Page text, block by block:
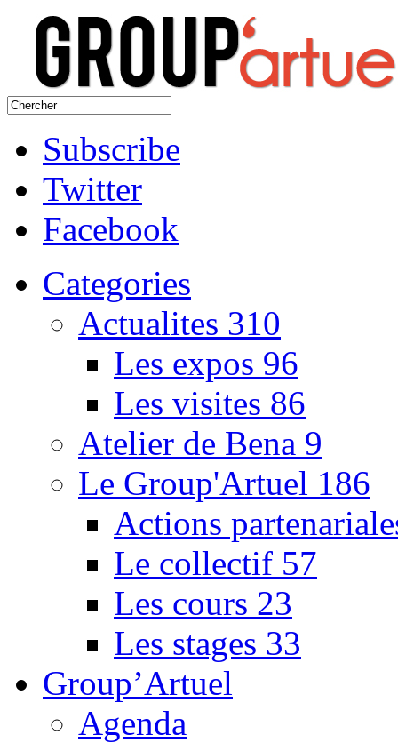
Subscribe
Twitter
Facebook
Categories
Actualites 310
Les expos 96
Les visites 86
Atelier de Bena 9
Le Group'Artuel 186
Actions
Le collectif 57
Les cours 23
Les stages 33
Group’Artuel
Agenda